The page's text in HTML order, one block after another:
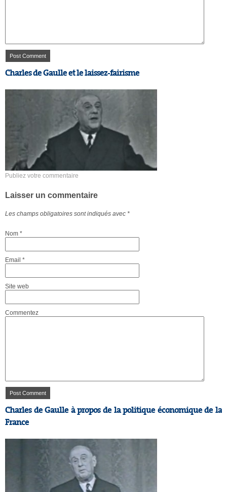
Charles de Gaulle et le laissez-fairisme
Publiez votre commentaire
Laisser un commentaire
Les champs obligatoires sont indiqués avec *
Nom *
Email *
Site web
Commentez
Charles de Gaulle à propos de la politique économique de la
France